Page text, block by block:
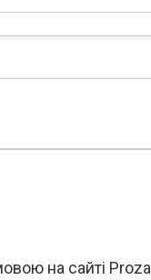
на сайті Proza